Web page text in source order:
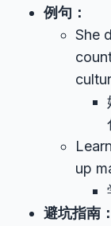
例句：
She
up
避坑指南：